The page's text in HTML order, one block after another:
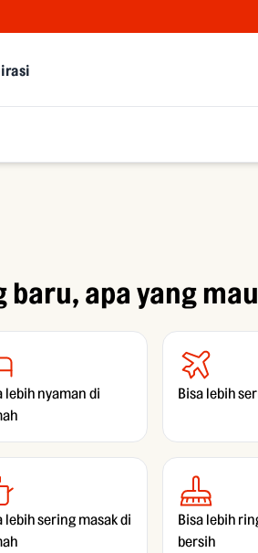
baru, apa yang
lebih nyaman di
Bisa lebih
lebih sering masak di
Bisa lebih
bersih